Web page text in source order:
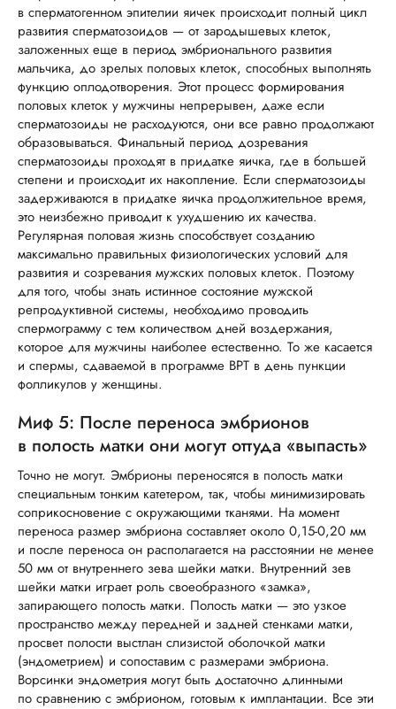
в сперматогенном эпителии яичек происходит полный цикл
развития сперматозоидов — от зародышевых клеток,
заложенных еще в период эмбрионального развития
мальчика, до зрелых половых клеток, способных выполнять
функцию оплодотворения. Этот процесс формирования
половых клеток у мужчины непрерывен, даже если
сперматозоиды не расходуются, они все равно продолжают
образовываться. Финальный период дозревания
сперматозоиды проходят в придатке яичка, где в большей
степени и происходит их накопление. Если сперматозоиды
задерживаются в придатке яичка продолжительное время,
это неизбежно приводит к ухудшению их качества.
Регулярная половая жизнь способствует созданию
максимально правильных физиологических условий для
развития и созревания мужских половых клеток. Поэтому
для того, чтобы знать истинное состояние мужской
репродуктивной системы, необходимо проводить
спермограмму с тем количеством дней воздержания,
которое для мужчины наиболее естественно. То же касается
и спермы, сдаваемой в программе ВРТ в день пункции
фолликулов у женщины.
Миф 5: После переноса эмбрионов
в полость матки они могут оттуда «выпасть»
Точно не могут. Эмбрионы переносятся в полость матки
специальным тонким катетером, так, чтобы минимизировать
соприкосновение с окружающими тканями. На момент
переноса размер эмбриона составляет около 0,15-0,20 мм
и после переноса он располагается на расстоянии не менее
50 мм от внутреннего зева шейки матки. Внутренний зев
шейки матки играет роль своеобразного «замка»,
запирающего полость матки. Полость матки — это узкое
пространство между передней и задней стенками матки,
просвет полости выстлан слизистой оболочкой матки
(эндометрием) и сопоставим с размерами эмбриона.
Ворсинки эндометрия могут быть достаточно длинными
по сравнению с эмбрионом, готовым к имплантации. Все эти